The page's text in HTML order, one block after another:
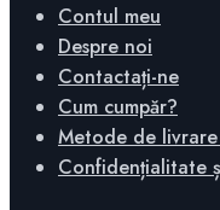
Contul meu
Despre noi
Contactați-ne
Cum cumpăr?
Metode de
Confidențialitate